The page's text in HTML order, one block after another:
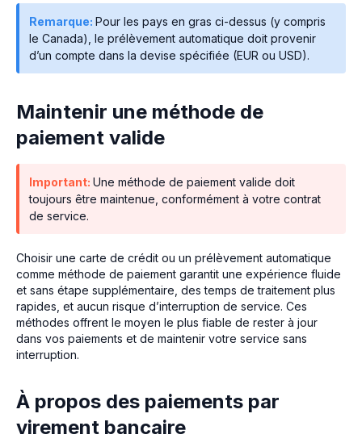
Remarque: Pour les pays en gras ci-dessus (y compris
le Canada), le prélèvement automatique doit provenir
d’un compte dans la devise spécifiée (EUR ou USD).
Maintenir une méthode de
paiement valide
Important: Une méthode de paiement valide doit
toujours être maintenue, conformément à votre contrat
de service.
Choisir une carte de crédit ou un prélèvement automatique
comme méthode de paiement garantit une expérience fluide
et sans étape supplémentaire, des temps de traitement plus
rapides, et aucun risque d’interruption de service. Ces
méthodes offrent le moyen le plus fiable de rester à jour
dans vos paiements et de maintenir votre service sans
interruption.
À propos des paiements par
virement bancaire